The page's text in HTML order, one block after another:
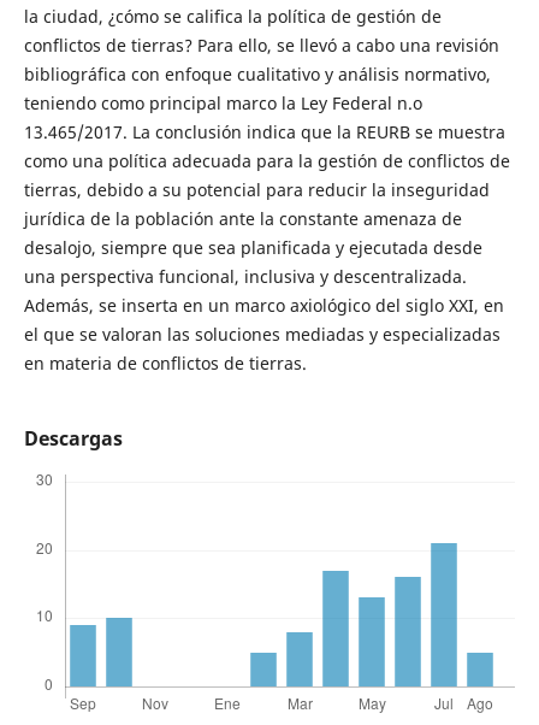
la ciudad, ¿cómo se califica la política de gestión de
conflictos de tierras? Para ello, se llevó a cabo una revisión
bibliográfica con enfoque cualitativo y análisis normativo,
teniendo como principal marco la Ley Federal n.o
13.465/2017. La conclusión indica que la REURB se muestra
como una política adecuada para la gestión de conflictos de
tierras, debido a su potencial para reducir la inseguridad
jurídica de la población ante la constante amenaza de
desalojo, siempre que sea planificada y ejecutada desde
una perspectiva funcional, inclusiva y descentralizada.
Además, se inserta en un marco axiológico del siglo XXI, en
el que se valoran las soluciones mediadas y especializadas
en materia de conflictos de tierras.
Descargas